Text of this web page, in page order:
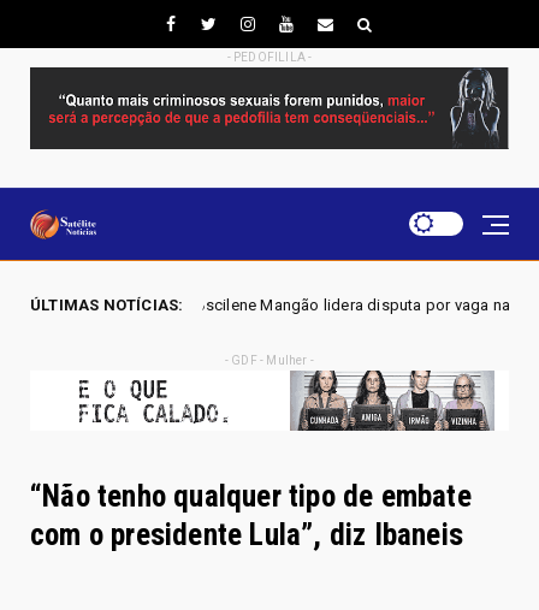
- PEDOFILILA -
ÚLTIMAS NOTÍCIAS:
Joscilene Mangão lidera disputa por vaga na Alego em Novo Gama,
- GDF - Mulher -
“Não tenho qualquer tipo de embate
com o presidente Lula”, diz Ibaneis